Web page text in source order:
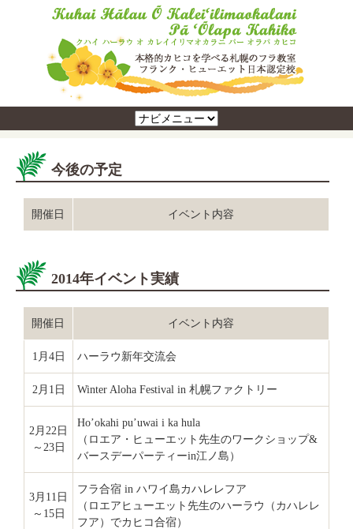
今後の予定
開催日 イベント内容
2014年イベント実績
開催日 イベント内容
1月4日 ハーラウ新年交流会
2月1日 Winter Aloha Festival in 札幌ファクトリー
2月22日
～23日
Ho’okahi pu’uwai i ka hula
（ロエア・ヒューエット先生のワークショップ&
バースデーパーティーin江ノ島）
3月11日
～15日
フラ合宿 in ハワイ島カハレレフア
（ロエアヒューエット先生のハーラウ（カハレレ
フア）でカヒコ合宿）